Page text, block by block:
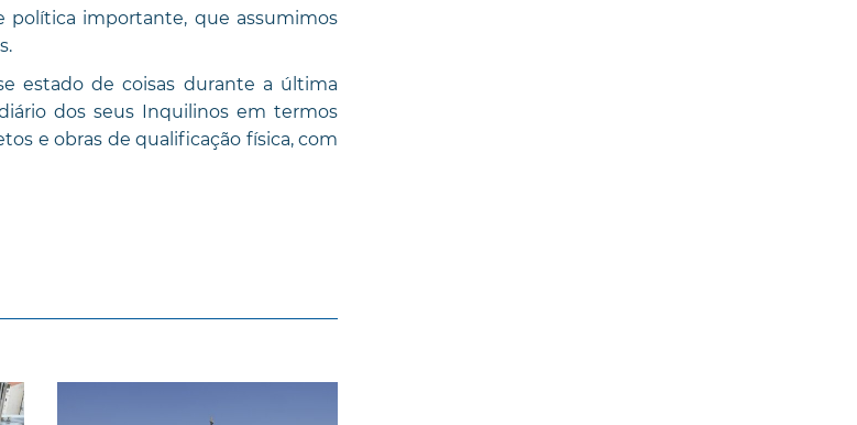
política importante, que assumimos
estado de coisas durante a última
dos seus Inquilinos em termos
e obras de qualificação física, com